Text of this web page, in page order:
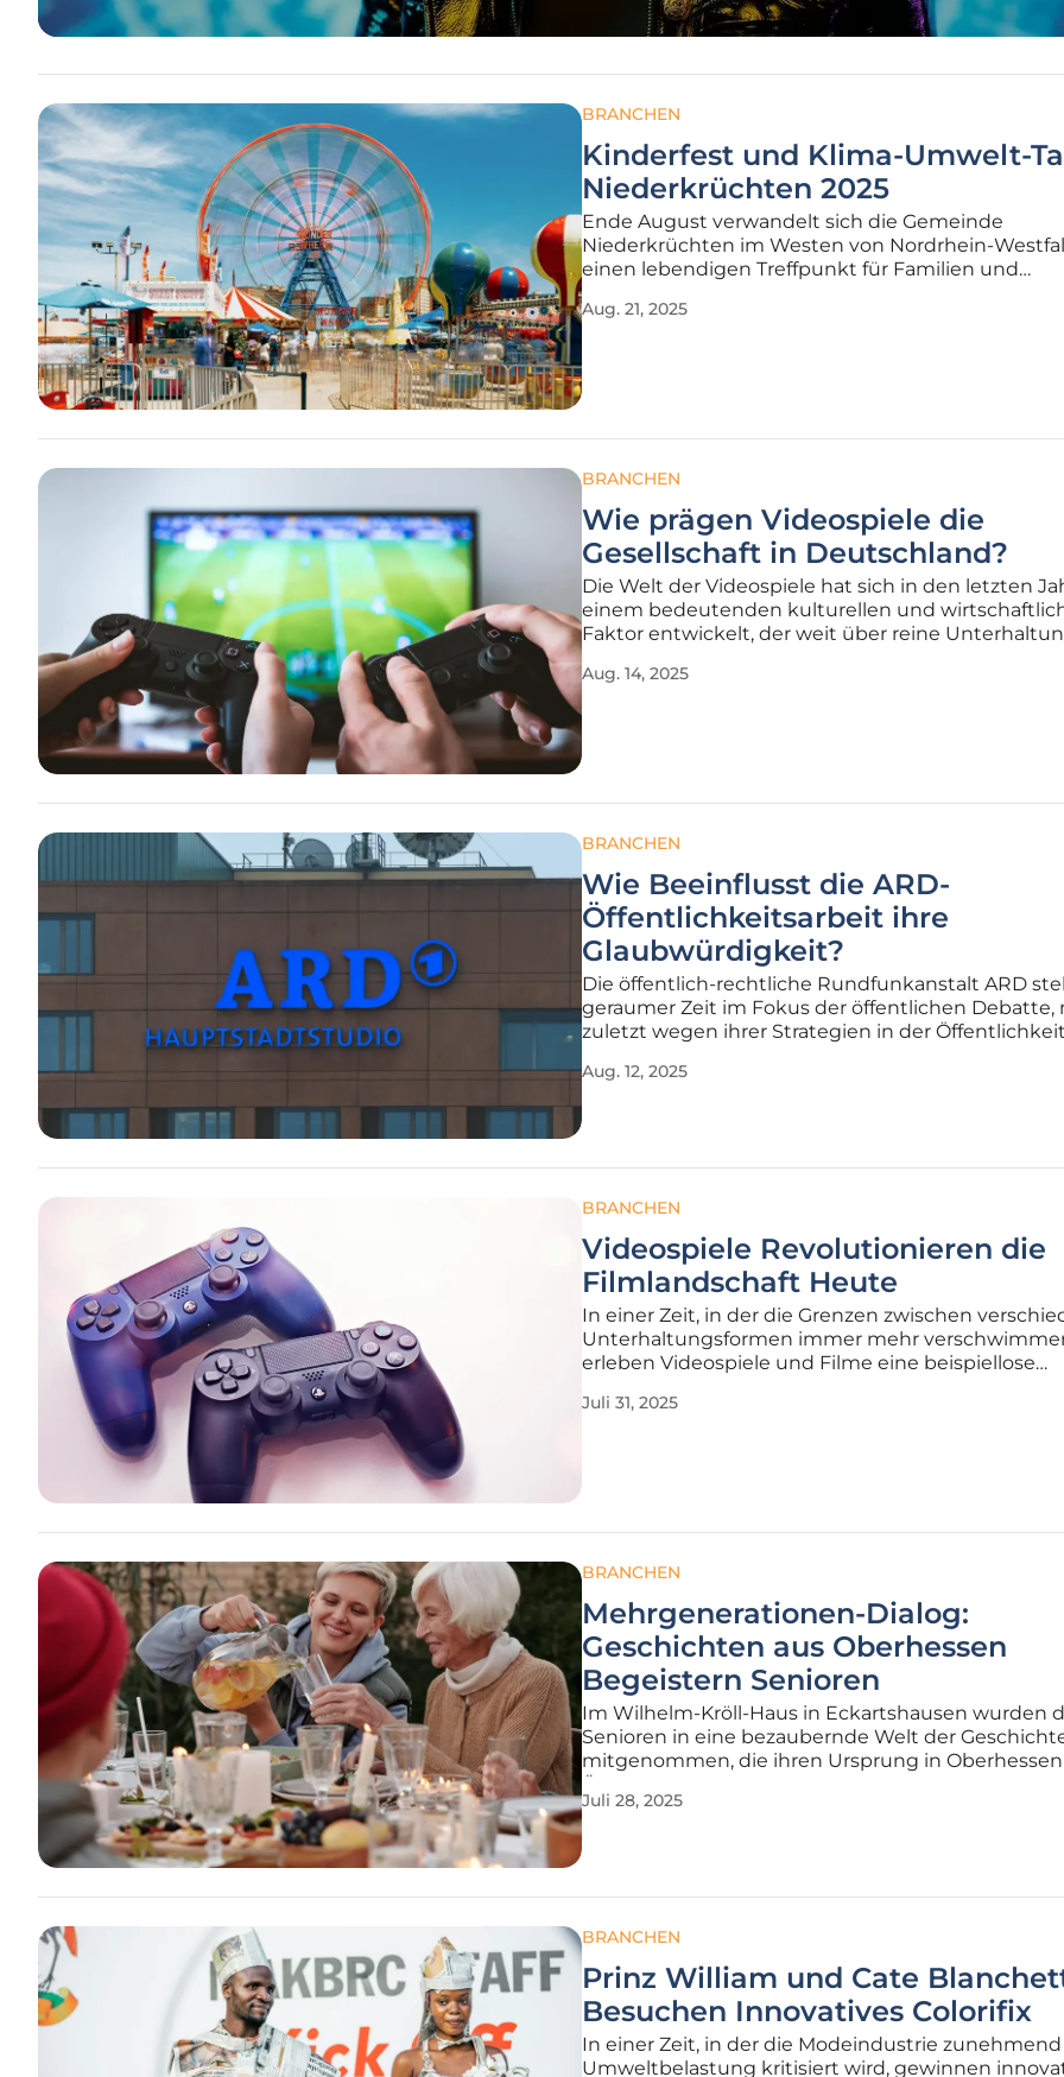
BRANCHEN
Kinderfest und Klima-Umwelt-
Niederkrüchten 2025
Ende August verwandelt sich die Gemeinde
Niederkrüchten im Westen von Nordrhein-
einen lebendigen Treffpunkt für Familien und
gemeinsam ein besonderes Wochenende erleben
Aug. 21, 2025
BRANCHEN
Wie prägen Videospiele die
Gesellschaft in Deutschland?
Die Welt der Videospiele hat sich in den letzten
einem bedeutenden kulturellen und
Faktor entwickelt, der weit über reine
Menschen in Deutschland. Eine aktuelle Studie des
Aug. 14, 2025
BRANCHEN
Wie Beeinflusst die ARD-
Öffentlichkeitsarbeit ihre
Glaubwürdigkeit?
Die öffentlich-rechtliche Rundfunkanstalt ARD
geraumer Zeit im Fokus der öffentlichen Debatte,
zuletzt wegen ihrer Strategien in der
zu zeichnen, wächst die Kritik an ihrer
Aug. 12, 2025
BRANCHEN
Videospiele Revolutionieren die
Filmlandschaft Heute
In einer Zeit, in der die Grenzen zwischen
Unterhaltungsformen immer mehr
erleben Videospiele und Filme eine beispiellose
erzählt und erlebt werden, grundlegend verändert
Juli 31, 2025
BRANCHEN
Mehrgenerationen-Dialog:
Geschichten aus Oberhessen
Begeistern Senioren
Im Wilhelm-Kröll-Haus in Eckartshausen wurden
Senioren in eine bezaubernde Welt der
mitgenommen, die ihren Ursprung in
Über 50 Besucher fanden sich zu dieser
Veranstaltung ein, die vom Seniorenbeirat
Juli 28, 2025
BRANCHEN
Prinz William und Cate
Besuchen Innovatives Colorifix
In einer Zeit, in der die Modeindustrie
Umweltbelastung kritisiert wird, gewinnen